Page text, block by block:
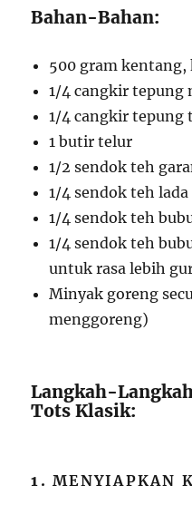
Bahan-Bahan:
500 gram kentang,
1/4 cangkir tepung
1/4 cangkir tepung
1 butir telur
1/2 sendok teh
1/4 sendok teh
1/4 sendok teh
1/4 sendok teh
untuk rasa lebih
Minyak goreng
menggoreng)
Langkah-
Tots Klasik:
1.MENYIAPKAN